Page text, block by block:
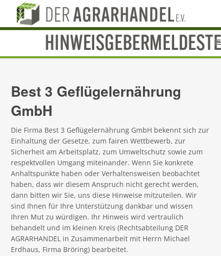
Best 3 Geflügelernährung
GmbH
Die Firma Best 3 Geflügelernährung GmbH bekennt sich zur
Einhaltung der Gesetze, zum fairen Wettbewerb, zur
Sicherheit am Arbeitsplatz, zum Umweltschutz sowie zum
respektvollen Umgang miteinander. Wenn Sie konkrete
Anhaltspunkte haben oder Verhaltensweisen beobachtet
haben, dass wir diesem Anspruch nicht gerecht werden,
dann bitten wir Sie, uns diese Hinweise mitzuteilen. Wir
sind Ihnen für Ihre Unterstützung dankbar und wissen
Ihren Mut zu würdigen. Ihr Hinweis wird vertraulich
behandelt und im kleinen Kreis (Rechtsabteilung DER
AGRARHANDEL in Zusammenarbeit mit Herrn Michael
Erdhaus, Firma Bröring) bearbeitet.